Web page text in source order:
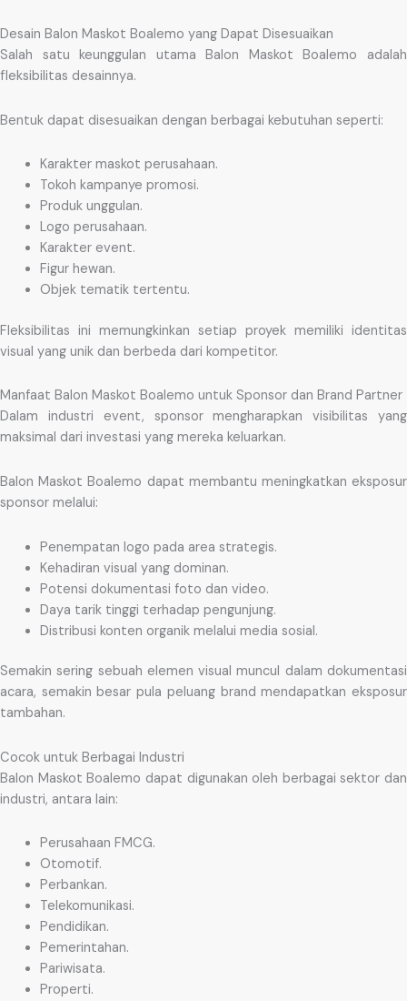
Desain Balon Maskot Boalemo yang Dapat Disesuaikan
Salah satu keunggulan utama Balon Maskot Boalemo adalah
fleksibilitas desainnya.
Bentuk dapat disesuaikan dengan berbagai kebutuhan seperti:
Karakter maskot perusahaan.
Tokoh kampanye promosi.
Produk unggulan.
Logo perusahaan.
Karakter event.
Figur hewan.
Objek tematik tertentu.
Fleksibilitas ini memungkinkan setiap proyek memiliki identitas
visual yang unik dan berbeda dari kompetitor.
Manfaat Balon Maskot Boalemo untuk Sponsor dan Brand Partner
Dalam industri event, sponsor mengharapkan visibilitas yang
maksimal dari investasi yang mereka keluarkan.
Balon Maskot Boalemo dapat membantu meningkatkan eksposur
sponsor melalui:
Penempatan logo pada area strategis.
Kehadiran visual yang dominan.
Potensi dokumentasi foto dan video.
Daya tarik tinggi terhadap pengunjung.
Distribusi konten organik melalui media sosial.
Semakin sering sebuah elemen visual muncul dalam dokumentasi
acara, semakin besar pula peluang brand mendapatkan eksposur
tambahan.
Cocok untuk Berbagai Industri
Balon Maskot Boalemo dapat digunakan oleh berbagai sektor dan
industri, antara lain:
Perusahaan FMCG.
Otomotif.
Perbankan.
Telekomunikasi.
Pendidikan.
Pemerintahan.
Pariwisata.
Properti.